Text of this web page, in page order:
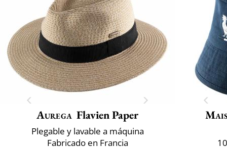
Aurega Flavien Paper
Plegable y lavable a máquina
Fabricado en Francia